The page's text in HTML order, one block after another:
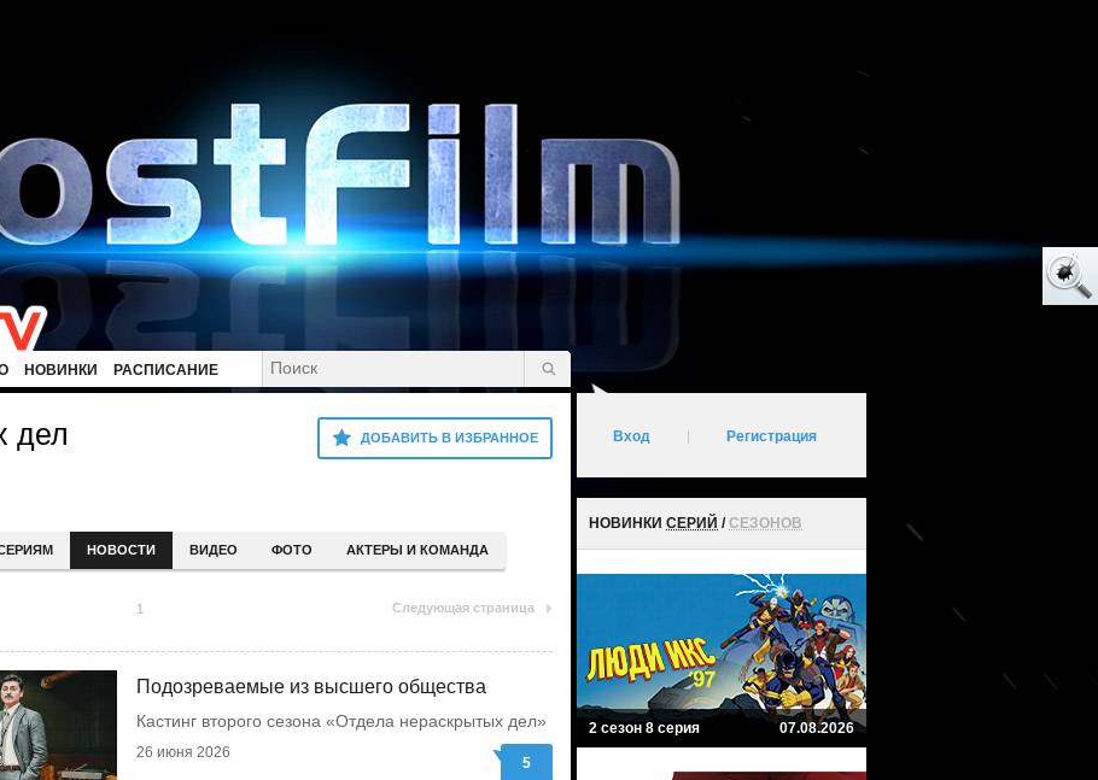
НОВИНКИ РАСПИСАНИЕ
ДОБАВИТЬ В ИЗБРАННОЕ
дел
НОВОСТИ ВИДЕО ФОТО АКТЕРЫ И КОМАНДА
1 Следующая страница
Подозреваемые из высшего общества
Кастинг второго сезона «Отдела нераскрытых дел»
26 июня 2026
5
Вход Регистрация
НОВИНКИ СЕРИЙ /СЕЗОНОВ
2 сезон 8 серия 07.08.2026